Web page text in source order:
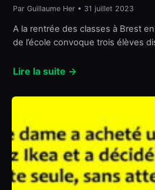
Par Guillaume Her • 31 juillet 2023
A la rentrée des classes à Brest
de l’école convoque trois élèves
Lire la suite →